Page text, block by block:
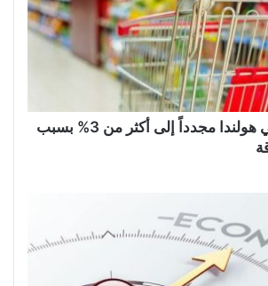
ارتفاع التضخم في هولندا مجدداً إلى أكثر من 3% بسبب